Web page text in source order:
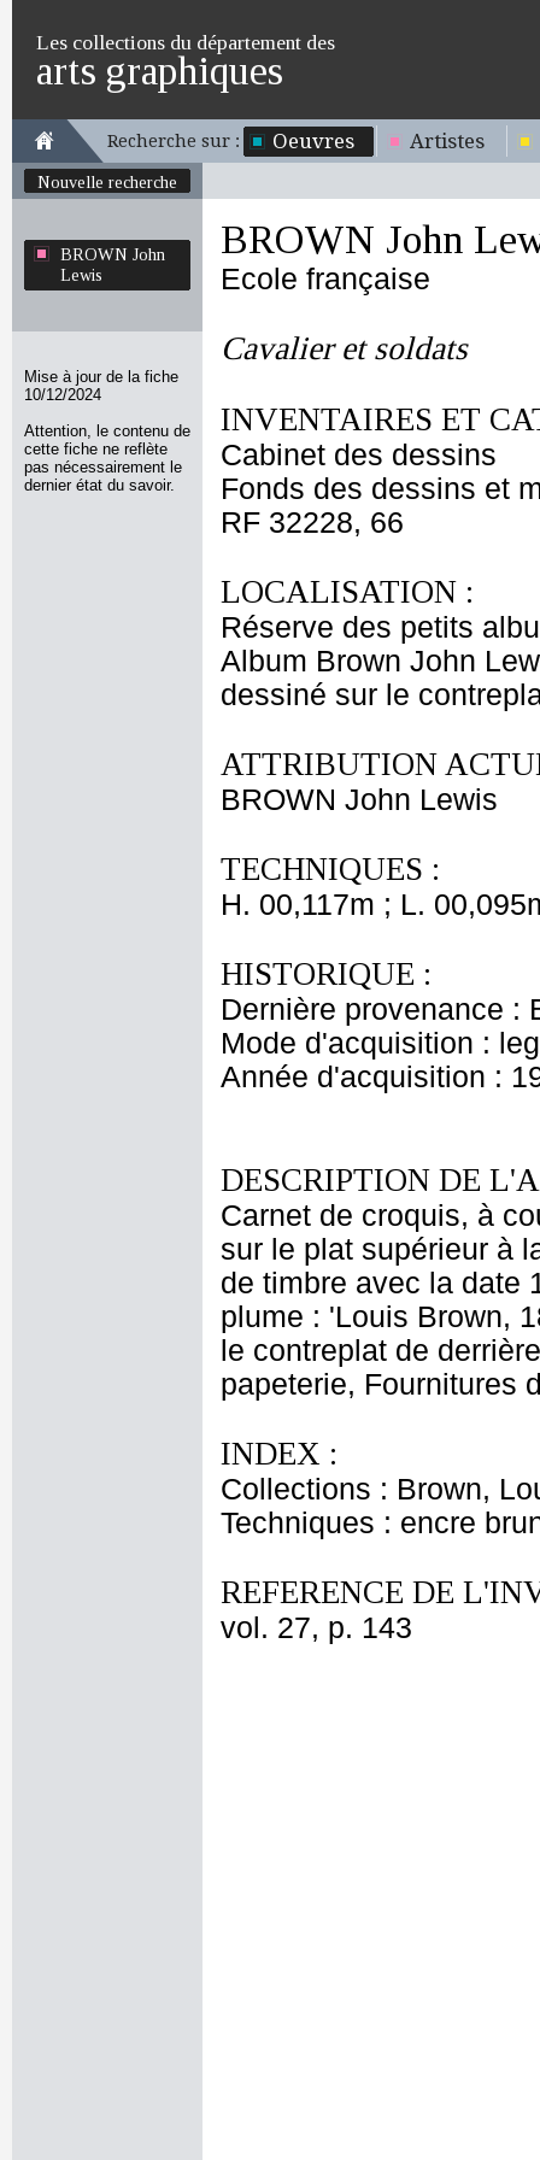
Les collections du département des
arts graphiques
Recherche sur : Oeuvres Artistes
Nouvelle recherche
BROWN John
Lewis
Mise à jour de la fiche
10/12/2024
Attention, le contenu de
cette fiche ne reflète
pas nécessairement le
dernier état du savoir.
BROWN John
Ecole française
Cavalier et soldats
INVENTAIRES ET
Cabinet des dessins
Fonds des dessins et
RF 32228, 66
LOCALISATION :
Réserve des petits
Album Brown John
dessiné sur le
ATTRIBUTION
BROWN John Lewis
TECHNIQUES :
H. 00,117m ; L.
HISTORIQUE :
Dernière provenance :
Mode d'acquisition :
Année d'acquisition :
DESCRIPTION DE
Carnet de croquis, à
sur le plat supérieur à
de timbre avec la date
plume : 'Louis Brown,
le contreplat de
papeterie, Fournitures
INDEX :
Collections : Brown,
Techniques : encre
REFERENCE DE
vol. 27, p. 143